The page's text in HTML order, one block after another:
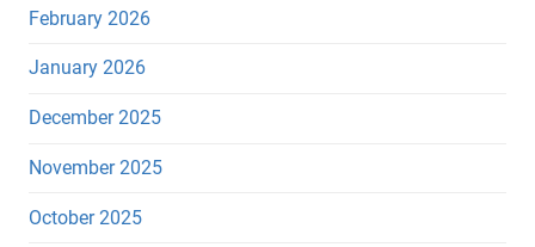
February 2026
January 2026
December 2025
November 2025
October 2025